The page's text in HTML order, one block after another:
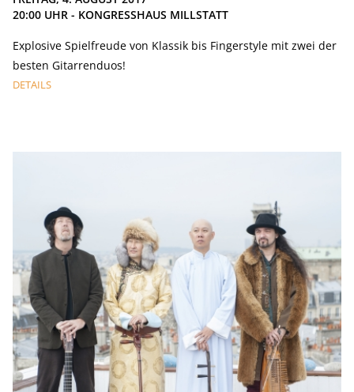
20:00 UHR - KONGRESSHAUS MILLSTATT
Explosive Spielfreude von Klassik bis Fingerstyle mit zwei der
besten Gitarrenduos!
DETAILS